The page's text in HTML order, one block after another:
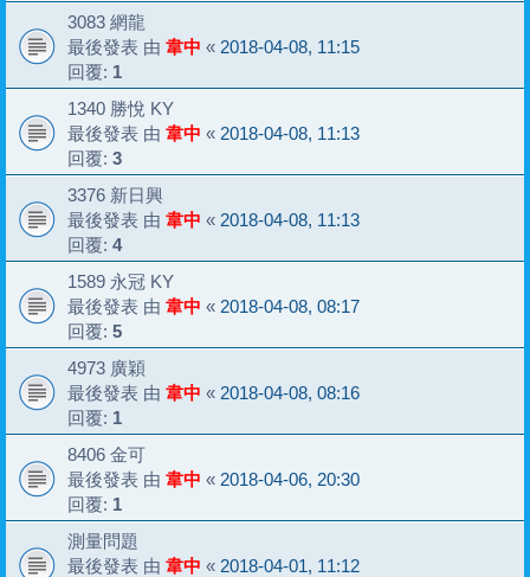
3083 網龍
最後發表 由 韋中 « 2018-04-08, 11:15
回覆: 1
1340 勝悅 KY
最後發表 由 韋中 « 2018-04-08, 11:13
回覆: 3
3376 新日興
最後發表 由 韋中 « 2018-04-08, 11:13
回覆: 4
1589 永冠 KY
最後發表 由 韋中 « 2018-04-08, 08:17
回覆: 5
4973 廣穎
最後發表 由 韋中 « 2018-04-08, 08:16
回覆: 1
8406 金可
最後發表 由 韋中 « 2018-04-06, 20:30
回覆: 1
測量問題
最後發表 由 韋中 « 2018-04-01, 11:12